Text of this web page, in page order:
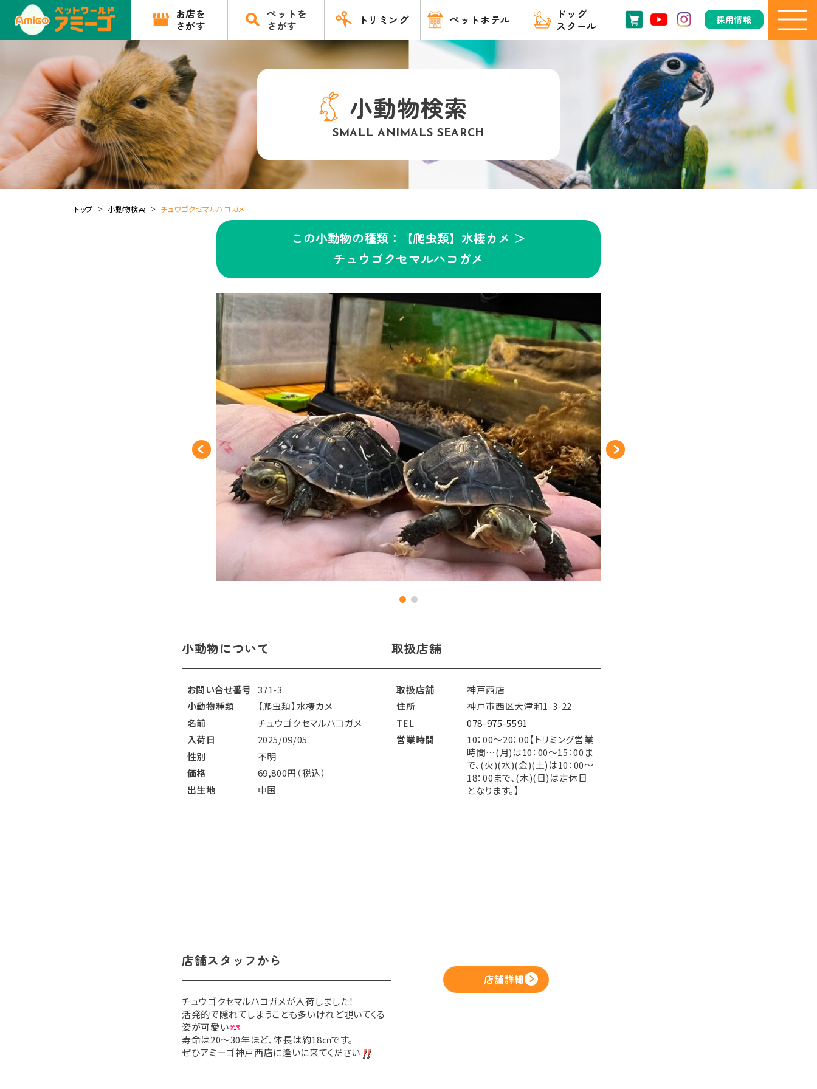
お店を
さがす
ペットを
さがす
トリミング ペットホテル
ドッグ
スクール
採用情報
小動物検索
SMALL ANIMALS SEARCH
トップ 小動物検索 チュウゴクセマルハコガメ
この小動物の種類：【爬虫類】水棲カメ ＞
チュウゴクセマルハコガメ
小動物について
お問い合せ番号 371-3
小動物種類
【爬虫類】水棲カメ
名前
チュウゴクセマルハコガメ
入荷日
2025/09/05
性別
不明
価格
69,800円（税込）
出生地
中国
取扱店舗
取扱店舗
神戸西店
住所
神戸市西区大津和1-3-22
TEL
078-975-5591
営業時間
10：00～20：00【トリミング営業
時間…(月)は10：00～15：00ま
で、(火)(水)(金)(土)は10：00～
18：00まで、(木)(日)は定休日
となります。】
店舗詳細
店舗スタッフから
チュウゴクセマルハコガメが入荷しました！
活発的で隠れてしまうことも多いけれど覗いてくる
姿が可愛い
寿命は20～30年ほど、体長は約18㎝です。
ぜひアミーゴ神戸西店に逢いに来てください